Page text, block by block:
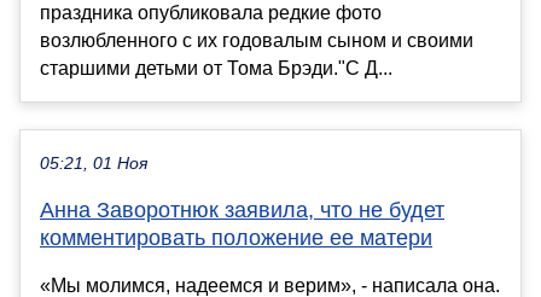
праздника опубликовала редкие фото
возлюбленного с их годовалым сыном и своими
старшими детьми от Тома Брэди."С Д...
05:21, 01 Ноя
Анна Заворотнюк заявила, что не будет
комментировать положение ее матери
«Мы молимся, надеемся и верим», - написала она.